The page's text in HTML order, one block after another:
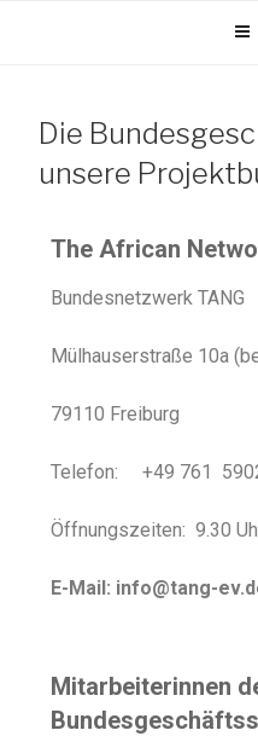
The African
Die
unsere
The African
Bundesnetzwerk TANG
Mülhauserstraße 10a
79110 Freiburg
Telefon: +49 761
Öffnungszeiten: 9.30
E-Mail: info@tang-
Mitarbeiterinnen